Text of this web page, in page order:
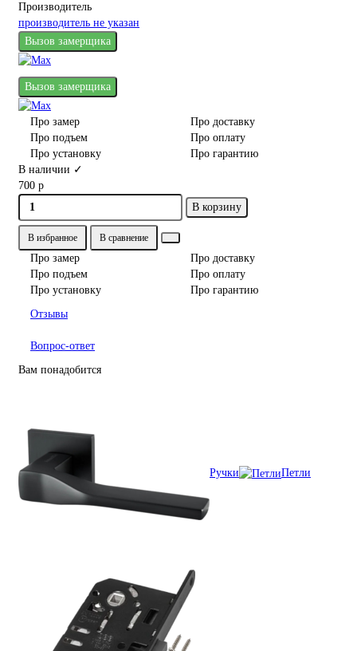
Производитель
производитель не указан
Вызов замерщика
Вызов замерщика
Про замер
Про доставку
Про подъем
Про оплату
Про установку
Про гарантию
В наличии ✓
700 р
В корзину
В избранное В сравнение
Про замер
Про доставку
Про подъем
Про оплату
Про установку
Про гарантию
Отзывы
Вопрос-ответ
Вам понадобится
Ручки Петли